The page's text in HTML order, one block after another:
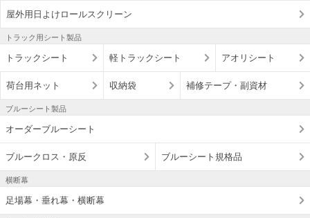
屋外用日よけロールスクリーン
トラック用シート製品
トラックシート 軽トラックシート アオリシート
荷台用ネット 収納袋 補修テープ・副資材
ブルーシート製品
オーダーブルーシート
ブルークロス・原反 ブルーシート規格品
横断幕
足場幕・垂れ幕・横断幕